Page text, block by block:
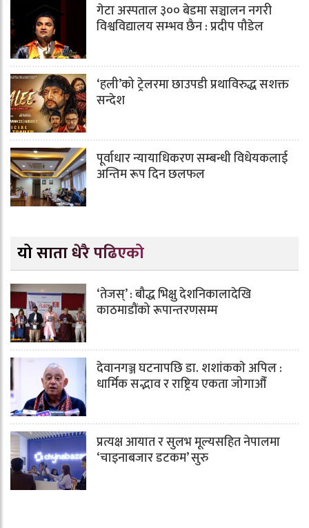
गेटा अस्पताल ३०० बेडमा सञ्चालन नगरी
विश्वविद्यालय सम्भव छैन : प्रदीप पौडेल
‘हली’को ट्रेलरमा छाउपडी प्रथाविरुद्ध सशक्त
सन्देश
पूर्वाधार न्यायाधिकरण सम्बन्धी विधेयकलाई
अन्तिम रूप दिन छलफल
यो साता धेरै पढिएको
‘तेजस्’ : बौद्ध भिक्षु देशनिकालादेखि
काठमाडौंको रूपान्तरणसम्म
देवानगञ्ज घटनापछि डा. शशांककाे अपिल :
धार्मिक सद्भाव र राष्ट्रिय एकता जोगाऔँ
प्रत्यक्ष आयात र सुलभ मूल्यसहित नेपालमा
‘चाइनाबजार डटकम’ सुरु